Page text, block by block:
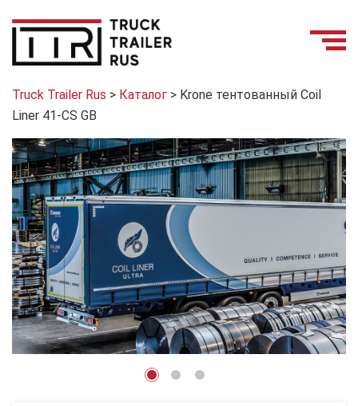
Truck Trailer Rus > Каталог > Krone тентованный Coil
Liner 41-CS GB